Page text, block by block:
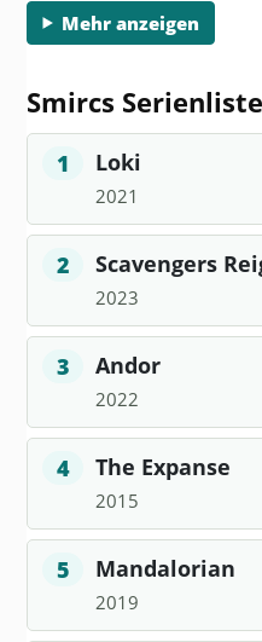
Mehr anzeigen
Smircs Serienliste
1 Loki
2021
2 Scavengers
2023
3 Andor
2022
4 The Expanse
2015
5 Mandalorian
2019